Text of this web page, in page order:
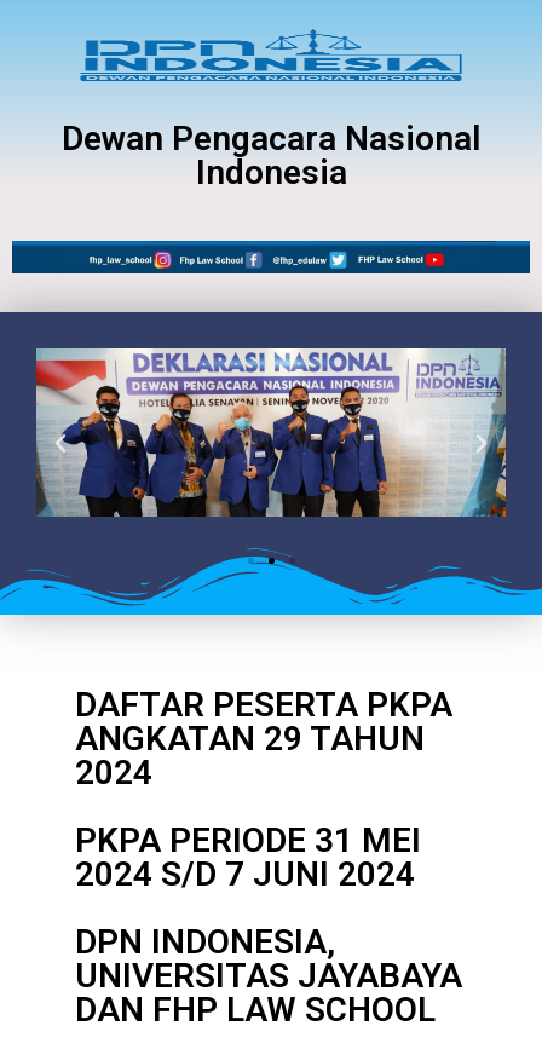
Dewan Pengacara Nasional
Indonesia
DAFTAR PESERTA PKPA
ANGKATAN 29 TAHUN
2024
PKPA PERIODE 31 MEI
2024 S/D 7 JUNI 2024
DPN INDONESIA,
UNIVERSITAS JAYABAYA
DAN FHP LAW SCHOOL